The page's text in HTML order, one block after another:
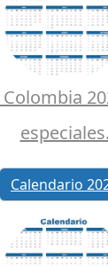
especiales.
Calendario